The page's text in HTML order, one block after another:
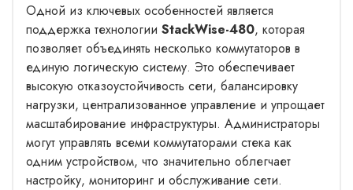
Одной из ключевых особенностей является
поддержка технологии StackWise-480, которая
позволяет объединять несколько коммутаторов в
единую логическую систему. Это обеспечивает
высокую отказоустойчивость сети, балансировку
нагрузки, централизованное управление и упрощает
масштабирование инфраструктуры. Администраторы
могут управлять всеми коммутаторами стека как
одним устройством, что значительно облегчает
настройку, мониторинг и обслуживание сети.